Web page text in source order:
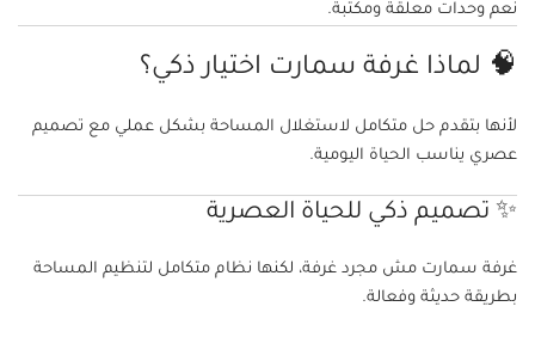
نعم وحدات معلقة ومكتبة.
🧠 لماذا غرفة سمارت اختيار ذكي؟
لأنها بتقدم حل متكامل لاستغلال المساحة بشكل عملي مع تصميم
عصري يناسب الحياة اليومية.
✨ تصميم ذكي للحياة العصرية
غرفة سمارت مش مجرد غرفة، لكنها نظام متكامل لتنظيم المساحة
بطريقة حديثة وفعالة.